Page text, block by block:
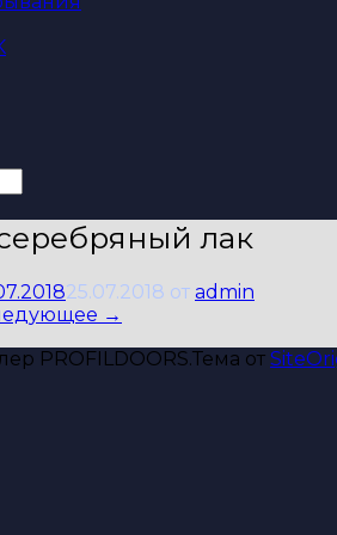
лак
25.07.2018 от admin
→
PROFILDOORS.Тема от